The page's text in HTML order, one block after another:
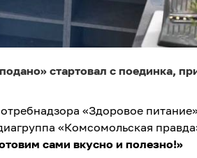
стартовал с поединка,
«Здоровое
«Комсомольская
сами вкусно и полезно!»